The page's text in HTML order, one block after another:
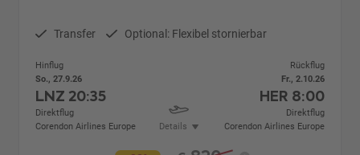
Transfer Optional: Flexibel stornierbar
Hinflug
So., 27.9.26
LNZ 20:35
Direktflug
Corendon Airlines Europe
Details
Rückflug
Fr., 2.10.26
HER 8:00
Direktflug
Corendon Airlines Europe